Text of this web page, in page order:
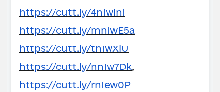
https://cutt.ly/4nIwlnI
https://cutt.ly/mnIwE5a
https://cutt.ly/tnIwXlU
https://cutt.ly/nnIw7Dk,
https://cutt.ly/rnIew0P